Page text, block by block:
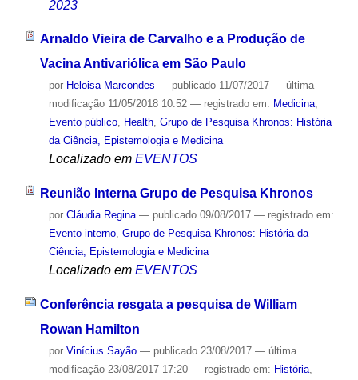
2023
Arnaldo Vieira de Carvalho e a Produção de
Vacina Antivariólica em São Paulo
por Heloisa Marcondes — publicado11/07/2017 — última
modificação11/05/2018 10:52 — registrado em: Medicina,
Evento público, Health, Grupo de Pesquisa Khronos: História
da Ciência, Epistemologia e Medicina
Localizado em EVENTOS
Reunião Interna Grupo de Pesquisa Khronos
por Cláudia Regina — publicado09/08/2017 — registrado em:
Evento interno, Grupo de Pesquisa Khronos: História da
Ciência, Epistemologia e Medicina
Localizado em EVENTOS
Conferência resgata a pesquisa de William
Rowan Hamilton
por Vinícius Sayão — publicado23/08/2017 — última
modificação23/08/2017 17:20 — registrado em: História,